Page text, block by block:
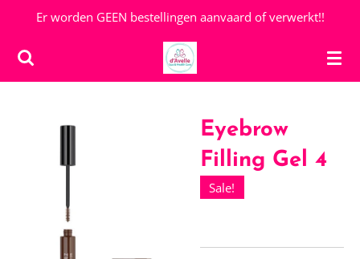
naar
de
Er worden GEEN bestellingen aanvaard of verwerkt!!
Eyebrow
Filling Gel 4
Sale!